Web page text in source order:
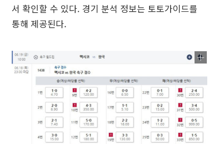
서 확인할 수 있다. 경기 분석 정보는 토토가이드를
통해 제공된다.